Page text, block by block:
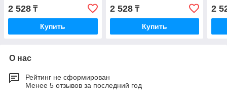
2 528 ₸
Купить
2 528₸
Купить
2
О нас
Рейтинг не сформирован
Менее 5 отзывов за последний год